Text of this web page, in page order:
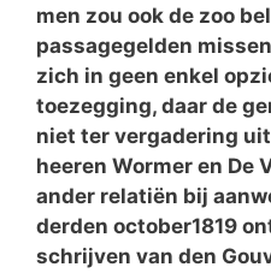
men zou ook de zoo
passagegelden
zich in geen enkel
toezegging, daar de
niet ter vergadering
heeren Wormer en De
ander relatiën bij
derden october1819
schrijven van den